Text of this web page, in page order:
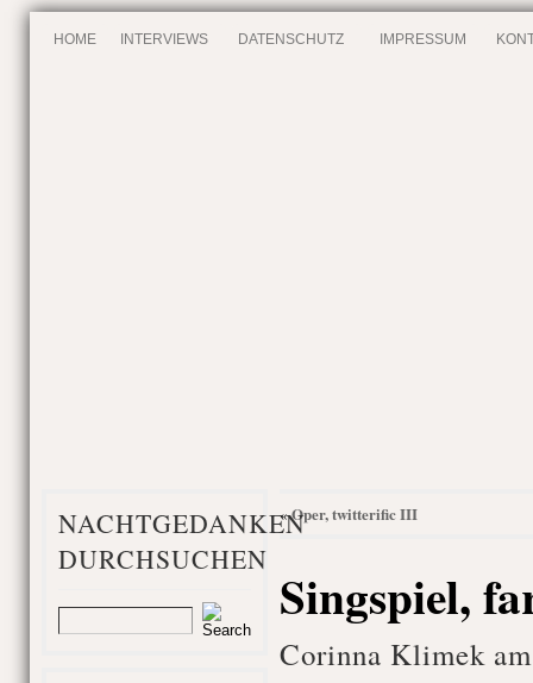
HOME INTERVIEWS DATENSCHUTZ IMPRESSUM
NACHTGEDANKEN
DURCHSUCHEN
«Oper, twitterific III
Singspiel,
Corinna Klimek